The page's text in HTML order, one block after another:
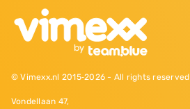
© Vimexx.nl 2015‐2026 - All rights reserved
Vondellaan 47,